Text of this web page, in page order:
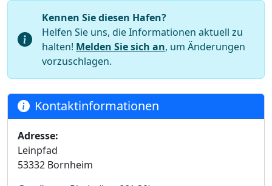
Kennen Sie diesen Hafen?
Helfen Sie uns, die Informationen aktuell zu
halten! Melden Sie sich an, um Änderungen
vorzuschlagen.
Kontaktinformationen
Adresse:
Leinpfad
53332 Bornheim